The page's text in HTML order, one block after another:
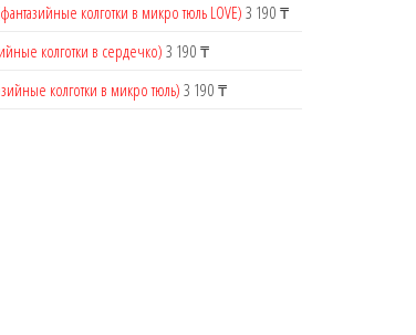
колготки в микро тюль LOVE) 3 190 ₸
колготки в сердечко) 3 190 ₸
колготки в микро тюль) 3 190 ₸